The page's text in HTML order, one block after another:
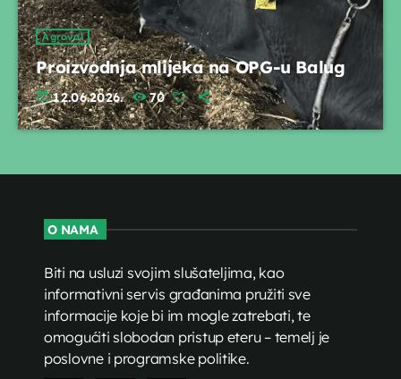
Agroval
Proizvodnja mlijeka na OPG-u Balug
today 12.06.2026. 70
O NAMA
Biti na usluzi svojim slušateljima, kao
informativni servis građanima pružiti sve
informacije koje bi im mogle zatrebati, te
omogućiti slobodan pristup eteru – temelj je
poslovne i programske politike.